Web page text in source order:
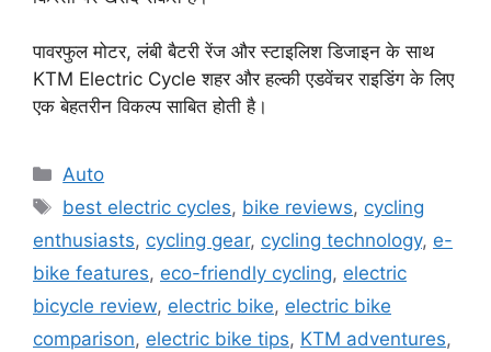
पावरफुल मोटर, लंबी बैटरी रेंज और स्टाइलिश डिजाइन के साथ
KTM Electric Cycle शहर और हल्की एडवेंचर राइडिंग के लिए
एक बेहतरीन विकल्प साबित होती है।
Categories
Auto
Tags
best electric cycles, bike reviews, cycling
enthusiasts, cycling gear, cycling technology, e-
bike features, eco-friendly cycling, electric
bicycle review, electric bike, electric bike
comparison, electric bike tips, KTM adventures,